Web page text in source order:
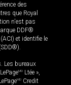
des
que Royal
n'est pas
DDF®
et identifie le
Les bureaux
MD Ltée »,
MD Credit